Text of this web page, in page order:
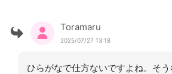
Toramaru
2025/07/27 13:18
ひらがなで仕方ないですよね。そ